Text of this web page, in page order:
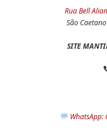
Rua Bell
São
SITE